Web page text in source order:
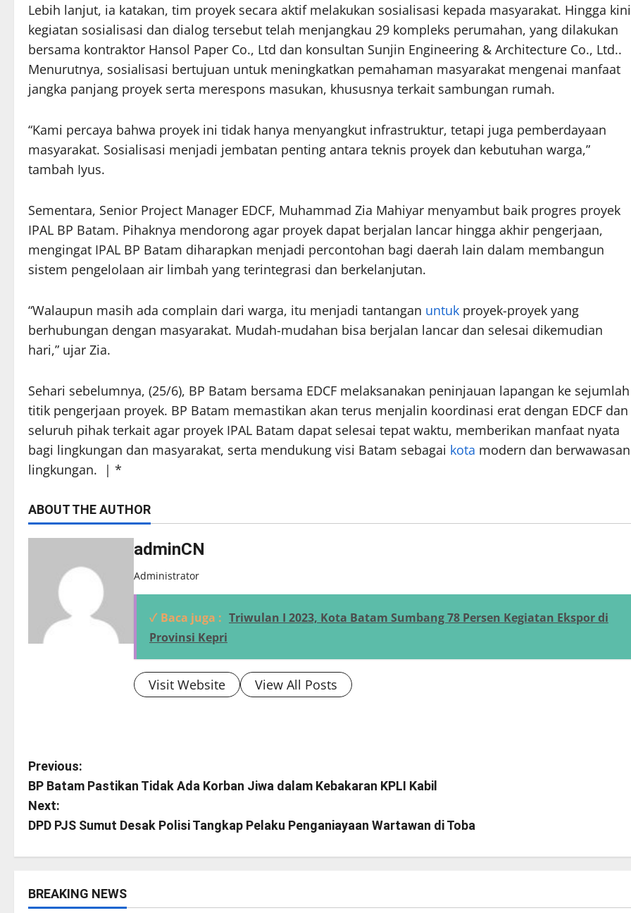
Lebih lanjut, ia katakan, tim proyek secara aktif melakukan sosialisasi kepada masyarakat. Hingga
kegiatan sosialisasi dan dialog tersebut telah menjangkau 29 kompleks perumahan, yang dilakukan
bersama kontraktor Hansol Paper Co., Ltd dan konsultan Sunjin Engineering & Architecture Co., Ltd..
Menurutnya, sosialisasi bertujuan untuk meningkatkan pemahaman masyarakat mengenai manfaat
jangka panjang proyek serta merespons masukan, khususnya terkait sambungan rumah.
“Kami percaya bahwa proyek ini tidak hanya menyangkut infrastruktur, tetapi juga pemberdayaan
masyarakat. Sosialisasi menjadi jembatan penting antara teknis proyek dan kebutuhan warga,”
tambah Iyus.
Sementara, Senior Project Manager EDCF, Muhammad Zia Mahiyar menyambut baik progres proyek
IPAL BP Batam. Pihaknya mendorong agar proyek dapat berjalan lancar hingga akhir pengerjaan,
mengingat IPAL BP Batam diharapkan menjadi percontohan bagi daerah lain dalam membangun
sistem pengelolaan air limbah yang terintegrasi dan berkelanjutan.
“Walaupun masih ada complain dari warga, itu menjadi tantangan untuk proyek-proyek yang
berhubungan dengan masyarakat. Mudah-mudahan bisa berjalan lancar dan selesai dikemudian
hari,” ujar Zia.
Sehari sebelumnya, (25/6), BP Batam bersama EDCF melaksanakan peninjauan lapangan ke sejumlah
titik pengerjaan proyek. BP Batam memastikan akan terus menjalin koordinasi erat dengan EDCF dan
seluruh pihak terkait agar proyek IPAL Batam dapat selesai tepat waktu, memberikan manfaat nyata
bagi lingkungan dan masyarakat, serta mendukung visi Batam sebagai kota modern dan berwawasan
lingkungan. | *
ABOUT THE AUTHOR
adminCN
Administrator
✓ Baca juga : Triwulan I 2023, Kota Batam Sumbang 78 Persen Kegiatan Ekspor di
Provinsi Kepri
Visit Website View All Posts
P
o
s
t
n
Previous:
BP Batam Pastikan Tidak Ada Korban Jiwa dalam Kebakaran KPLI Kabil
Next:
DPD PJS Sumut Desak Polisi Tangkap Pelaku Penganiayaan Wartawan di Toba
BREAKING NEWS